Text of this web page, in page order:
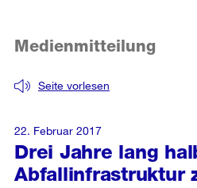
Drei Jahre lang
Abfallinfrastruktur
Seite vorlesen
Medienmitteilung
22. Februar 2017